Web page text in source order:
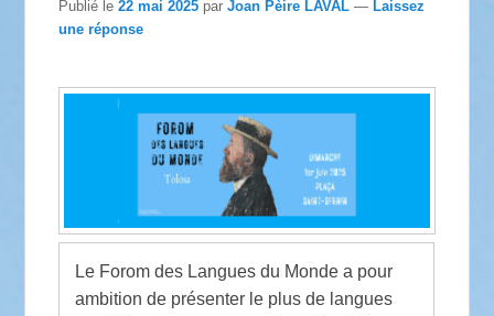
Publié le22 mai 2025 parJoan Pèire LAVAL —Laissez
une réponse
Le Forom des Langues du Monde a pour
ambition de présenter le plus de langues